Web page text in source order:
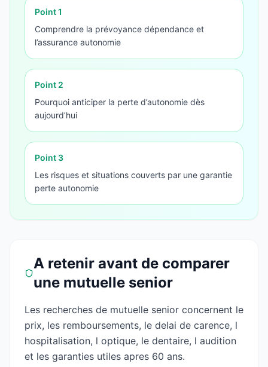
Point1
Comprendre la prévoyance dépendance et
l’assurance autonomie
Point 2
Pourquoi anticiper la perte d’autonomie dès
aujourd’hui
Point 3
Les risques et situations couverts par une garantie
perte autonomie
A retenir avant de comparer
une mutuelle senior
Les recherches de mutuelle senior concernent le
prix, les remboursements, le delai de carence, l
hospitalisation, l optique, le dentaire, l audition
et les garanties utiles apres 60 ans.